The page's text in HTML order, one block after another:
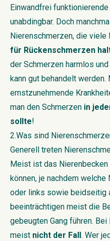
Einwandfrei
unabdingbar. Doch
Nierenschmerzen, die viele
für Rückenschmerzen
der Schmerzen harmlos
kann gut behandelt werden.
ernstzunehmende
man den Schmerzen in
sollte!
2.Was sind
Generell treten
Meist ist das
können, je nachdem
oder links sowie beidseitig
beeinträchtigen meist die
gebeugten Gang führen.
meist nicht der Fall . Wer